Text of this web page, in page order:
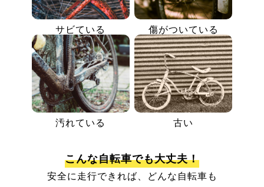
サビている 傷がついている
汚れている 古い
こんな自転車でも大丈夫！
安全に走行できれば、どんな自転車も